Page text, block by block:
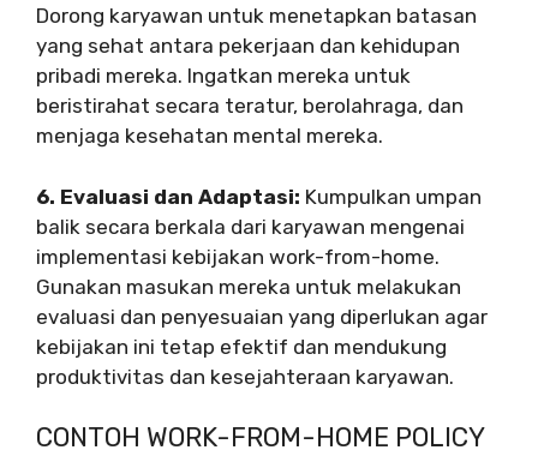
Dorong karyawan untuk menetapkan batasan
yang sehat antara pekerjaan dan kehidupan
pribadi mereka. Ingatkan mereka untuk
beristirahat secara teratur, berolahraga, dan
menjaga kesehatan mental mereka.
6. Evaluasi dan Adaptasi: Kumpulkan umpan
balik secara berkala dari karyawan mengenai
implementasi kebijakan work-from-home.
Gunakan masukan mereka untuk melakukan
evaluasi dan penyesuaian yang diperlukan agar
kebijakan ini tetap efektif dan mendukung
produktivitas dan kesejahteraan karyawan.
CONTOH WORK-FROM-HOME POLICY